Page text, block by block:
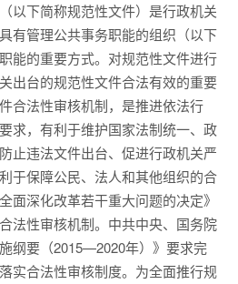
以下简称规范性文件）是行政机关
有管理公共事务职能的组织（以下
能的重要方式。对规范性文件进行
出台的规范性文件合法有效的重要
合法性审核机制，是推进依法行
求，有利于维护国家法制统一、政
止违法文件出台、促进行政机关严
于保障公民、法人和其他组织的合
面深化改革若干重大问题的决定》
法性审核机制。中共中央、国务院
纲要（2015—2020年）》要求完
实合法性审核制度。为全面推行规